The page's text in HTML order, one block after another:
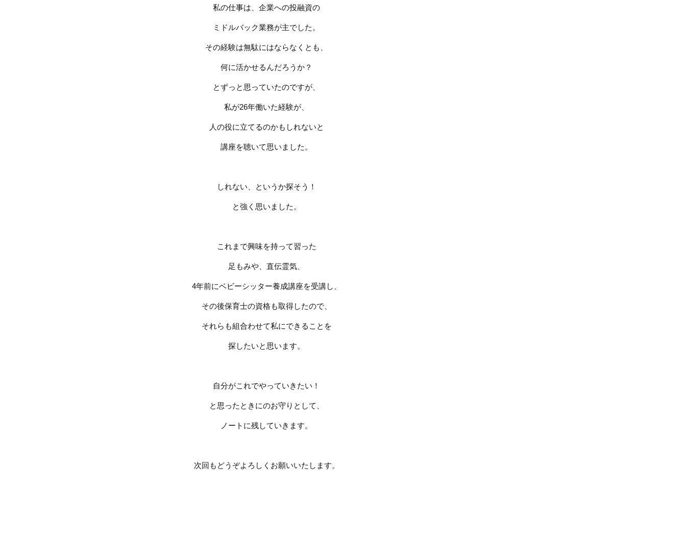
私の仕事は、企業への投融資の
ミドルバック業務が主でした。
その経験は無駄にはならなくとも、
何に活かせるんだろうか？
とずっと思っていたのですが、
私が26年働いた経験が、
人の役に立てるのかもしれないと
講座を聴いて思いました。
しれない、というか探そう！
と強く思いました。
これまで興味を持って習った
足もみや、直伝霊気、
4年前にベビーシッター養成講座を受講し、
その後保育士の資格も取得したので、
それらも組合わせて私にできることを
探したいと思います。
自分がこれでやっていきたい！
と思ったときにのお守りとして、
ノートに残していきます。
次回もどうぞよろしくお願いいたします。